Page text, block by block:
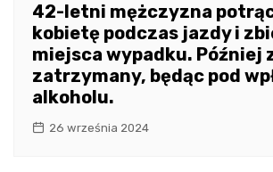
42-letni mężczyzna
kobietę podczas jazdy i
miejsca wypadku. Później
zatrzymany, będąc pod
alkoholu.
26 września 2024